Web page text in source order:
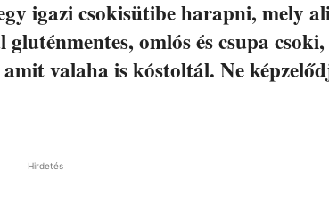
igazi csokisütibe harapni, mely
omlós és csupa csoki,
valaha is kóstoltál. Ne
Hirdetés